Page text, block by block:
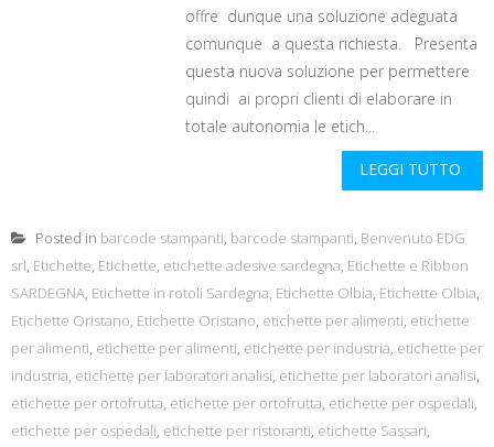
offre dunque una soluzione adeguata
comunque a questa richiesta. Presenta
questa nuova soluzione per permettere
quindi ai propri clienti di elaborare in
totale autonomia le etich...
LEGGI TUTTO
Posted in barcode stampanti, barcode stampanti, Benvenuto EDG
srl, Etichette, Etichette, etichette adesive sardegna, Etichette e Ribbon
SARDEGNA, Etichette in rotoli Sardegna, Etichette Olbia, Etichette Olbia,
Etichette Oristano, Etichette Oristano, etichette per alimenti, etichette
per alimenti, etichette per alimenti, etichette per industria, etichette per
industria, etichette per laboratori analisi, etichette per laboratori analisi,
etichette per ortofrutta, etichette per ortofrutta, etichette per ospedali,
etichette per ospedali, etichette per ristoranti, etichette Sassari,